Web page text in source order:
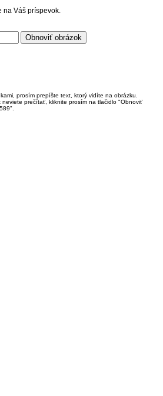
na Váš príspevok.
prosím prepíšte text, ktorý vidíte na obrázku.
prečítať, kliknite prosím na tlačidlo "Obnoviť